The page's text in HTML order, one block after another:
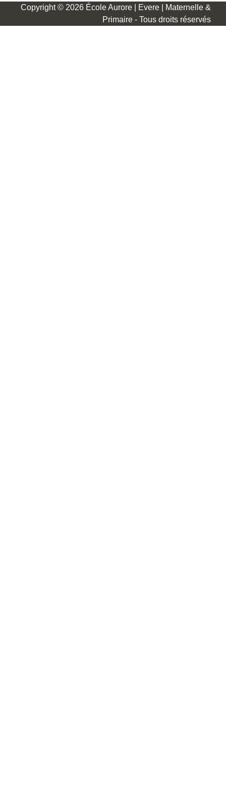
Copyright © 2026 École Aurore | Evere | Maternelle &
Primaire - Tous droits réservés